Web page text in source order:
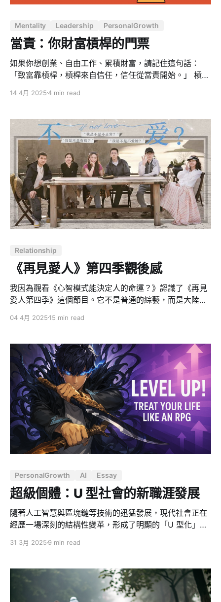
剝削。美國國債已攀升至 36 兆美元，年息 5% 意味著每
從財務角度來看，美國實際上已經破產。 過去二十年，我
們的購買力急劇下降。以灣區的飯店為例，2003 年僅需
Mentality Leadership PersonalGrowth
當責：你財富槓桿的門票
如果你想創業、自由工作、累積財富，請記住這句話：
「致富靠槓桿，槓桿來自信任，信任從當責開始。」 槓桿
一個無法被信任的人。你說到做到、主動解決問題、勇於
就是你進入信任經濟、打開槓桿通道的門票。 最近在
Facebook 上廣傳的一張圖，說明瞭「當責階梯」的概
念。這張圖最早來自 Paul Byrne，一位專注於領導力教練
與組織文化的顧問，在他的 LinkedIn 發文中 提出 這個模
型，並由 Maruko Huang 翻譯整理成中英文對照，再由
不務正業的 buzy_dev 加上個人心得推波助瀾，引發廣泛
共鳴。 我們都想要財富自由，但這背後的現實是：沒有人
會把錢、資源、時間、信任，交給一個「
14 4月 20254 min read
Relationship
《再見愛人》第四季觀後感
我因為觀看《心智模式能決定人的命運？》認識了《再見
愛人第四季》這個節目。它不是普通的綜藝，而是大陸高
—— 楊子與黃聖依、李行亮與麥琳、劉爽與葛夕，被丟進
尋找答案。 這一季最引人注目的莫過於明星夫妻楊子與黃
聖依，他們撕開光鮮外表，暴露婚姻中多年的壓抑與誤
解：錶面恩愛，實則冷漠隔閡。而李行亮與麥琳則因日常
小事如「燻雞事件」放大矛盾，凸顯溝通障礙與價值觀衝
突。節目毫不掩飾地捕捉婚姻中的無力與掙扎，讓觀眾既
共鳴又震撼，掀起熱烈討論。 這部實境秀的魔力在於，它
不演戲，而是把親密關係這一人生難題赤裸攤開。劇情時
而荒謬到令人瞠目，卻恰恰提醒我們：現實比戲劇更狗
血，也更真實動人。 節目放大婚姻的荒謬，但也真實 節
目中最抓人眼球的，是那些看似荒誕卻無比真實的場景，
事件 麥琳的雙重標準令人咋舌。她平時極度節儉，連李行
亮買的手機都要退貨，但在不掌管錢時卻揮霍無度 ——
經費有限下，她執意買 70 元一隻的燻雞和
04 4月 2025 15 min read
PersonalGrowth AI Essay
超級個體：U 型社會的新職涯發展
隨著人工智慧與區塊鏈等技術的迅猛發展，現代社會正在
經歷一場深刻的結構性變革，形成了明顯的「U 型化」趨
個體工作者，而中間的傳統企業與職位正在逐漸萎縮。在
織的階梯，而是在多元網路中探索個人價值的獨特軌跡。
古典老師提出的「超級個體」理論，我非常認同，這不僅
是面對時代變革的應對之策，更是 U 型社會中個人價值最
31 3月 2025 9 min read